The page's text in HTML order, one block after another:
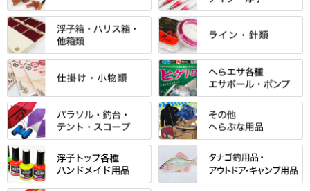
エントラント・ＳＰＷシリーズ
スモールクロコダイルシリーズ
エクセーヌ・スエードシリーズ
バッグ・小物ケース・ワッペン
クッション・シート・スカー
ト・エプロン
保護ケース
アクリルシリーズ・アクセサリ
「至高」シリーズ
万力付お膳
クワセ皿・コブ皿・角皿
浮子筒・浮子箱・ハリス箱・玉
ノ柄スタンド
小物箱・うどん箱・うどん皿
ハサミケース
カウンター
シマノ
ダイワ
がまかつ
サクラ・NISSIN・合成竿・他
光竹作 カーボン竿掛・玉ノ柄
匠絆・かちどき・旋（めぐ
る）・千望・千尋・悠月・その
他
すべて
当店オリジナル「勝俊」作
光竹 製品
松村作（万力）
松村作（先受・その他）
万久作
岐山 製品
すべて
忠相・一志
昴 ・TOMO
りきや ・ 大祐
心也・士天・狂鬼
伊吹 ・ SATTO
KEN∑HI【ケンシ】
すべて
金鯱 シリーズ
浮子箱
浮子立て・浮子筒
ハリスケース
すべて
東レ・ラーヂ
サンライン ・ ダン
鬼掛・MARUTO
すべて
ウキ止めストッパー・糸・チュ
ーブ
ウキゴム 遊動式
すべて
マルキュー 麩系
マルキュー その他
すべて
パラソル
すべて
バック＆ロッドケース